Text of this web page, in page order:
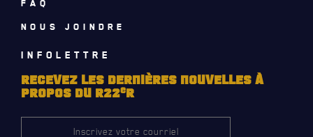
VOS QUESTIONS
NOMINATIONS ROYALES ET HONORIFIQUES
MUSIQUE DU ROYAL 22E RÉGIMENT
ALLIANCES, AFFILIATIONS ET LIENS D'AMITIÉ
FAQ
NOUS JOINDRE
INFOLETTRE
RECEVEZ LES DERNIÈRES NOUVELLES À
PROPOS DU R22eR